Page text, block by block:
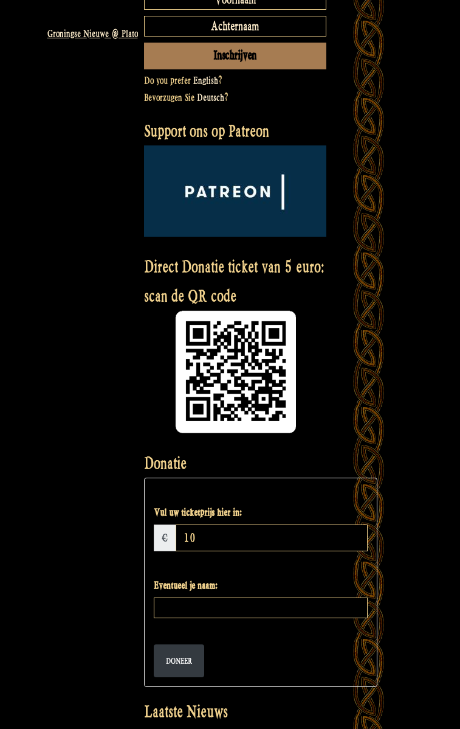
Groningse Nieuwe @ Plato
Do you prefer English?
Bevorzugen Sie Deutsch?
Support ons op Patreon
Direct Donatie ticket van 5 euro:
scan de QR code
Donatie
Vul uw ticketprijs hier in:
€
Eventueel je naam:
DONEER
Laatste Nieuws